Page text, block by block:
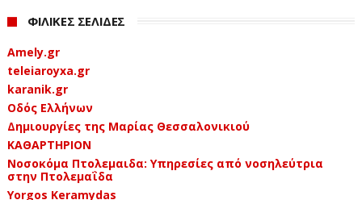
ΦΙΛΙΚΕΣ ΣΕΛΙΔΕΣ
Amely.gr
teleiaroyxa.gr
karanik.gr
Οδός Ελλήνων
Δημιουργίες της Μαρίας Θεσσαλονικιού
ΚΑΘΑΡΤΗΡΙΟΝ
Νοσοκόμα Πτολεμαιδα: Υπηρεσίες από νοσηλεύτρια
στην Πτολεμαΐδα
Yorgos Keramydas